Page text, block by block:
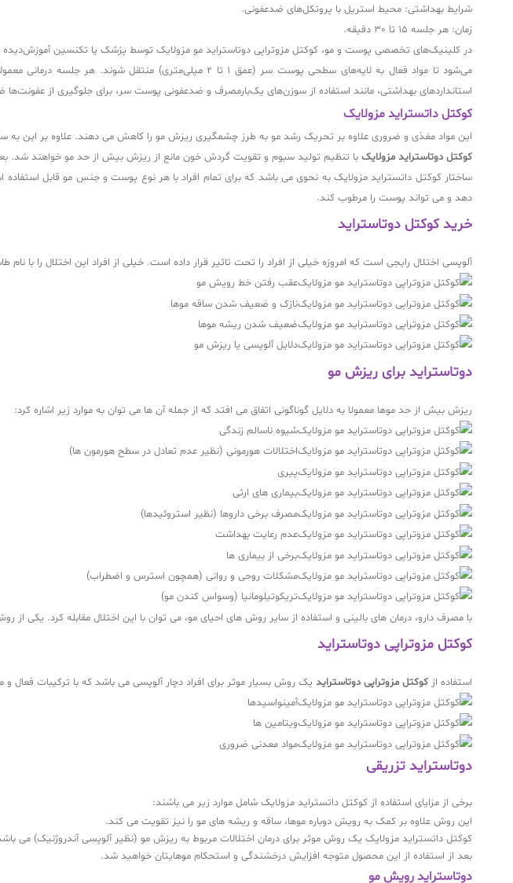
شرایط بهداشتی: محیط استریل با پروتکل‌های ضدعفونی.
زمان: هر جلسه 15 تا 30 دقیقه.
استانداردهای بهداشتی، مانند استفاده از سوزن‌های یک‌بارمصرف و ضدعفونی پوست سر، برای جلوگیری از
کوکتل داتستراید مزولایک
این مواد مغذی و ضروری علاوه بر تحریک رشد مو به طرز چشمگیری ریزش مو را کاهش می دهند. علاوه بر این به
کوکتل دوتاستراید مزولایک با تنظیم تولید سبوم و تقویت گردش خون مانع از ریزش بیش از حد مو خواهند شد. بعد
ساختار کوکتل داتستراید مزولایک به نحوی می باشد که برای تمام افراد با هر نوع پوست و جنس مو قابل
دهد و می تواند پوست را مرطوب کند.
خرید کوکتل دوتاستراید
آلوپسی اختلال رایجی است که امروزه خیلی از افراد را تحت تاثیر قرار داده است. خیلی از افراد این اختلال را با
عقب رفتن خط رویش مو
نازک و ضعیف شدن ساقه موها
ضعیف شدن ریشه موها
دلایل آلوپسی یا ریزش مو
دوتاستراید برای ریزش مو
ریزش بیش از حد موها معمولا به دلایل گوناگونی اتفاق می افتد که از جمله آن ها می توان به موارد زیر اشاره کرد:
شیوه ناسالم زندگی
اختلالات هورمونی (نظیر عدم تعادل در سطح هورمون ها)
پیری
بیماری های ارثی
مصرف برخی داروها (نظیر استروئیدها)
عدم رعایت بهداشت
برخی از بیماری ها
مشکلات روحی و روانی (همچون استرس و اضطراب)
تریکوتیلومانیا (وسواس کندن مو)
با مصرف دارو، درمان های بالینی و استفاده از سایر روش های احیای مو، می توان با این اختلال مقابله کرد. یکی از
کوکتل مزوتراپی دوتاستراید
استفاده از کوکتل مزوتراپی دوتاستراید یک روش بسیار موثر برای افراد دچار آلوپسی می باشد که با ترکیبات فعال و
آمینواسیدها
ویتامین ها
مواد معدنی ضروری
دوتاستراید تزریقی
برخی از مزایای استفاده از کوکتل داتستراید مزولایک شامل موارد زیر می باشند:
این روش علاوه بر کمک به رویش دوباره موها، ساقه و ریشه های مو را نیز تقویت می کند.
کوکتل داتستراید مزولایک یک روش موثر برای درمان اختلالات مربوط به ریزش مو (نظیر آلوپسی آندروژنیک) می
بعد از استفاده از این محصول متوجه افزایش درخشندگی
دوتاستراید رویش مو